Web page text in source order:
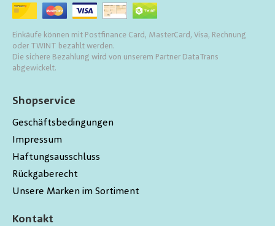
Kontakt
Shopservice
Geschäftsbedingungen
Impressum
Haftungsausschluss
Rückgaberecht
Unsere Marken im Sortiment
Einkäufe können mit Postfinance Card, MasterCard, Visa, Rechnung
oder TWINT bezahlt werden.
Die sichere Bezahlung wird von unserem Partner DataTrans
abgewickelt.